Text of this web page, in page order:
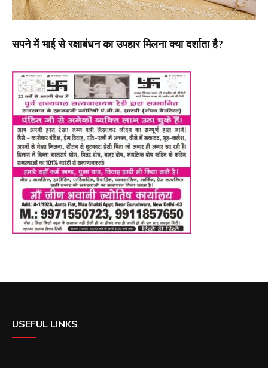
सपने में भाई से रक्षाबंधन का उपहार मिलना क्या दर्शाता है?
USEFUL LINKS